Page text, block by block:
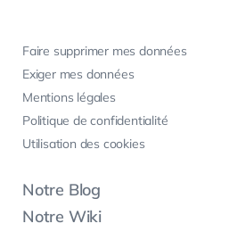
Faire supprimer mes données
Exiger mes données
Mentions légales
Politique de confidentialité
Utilisation des cookies
Notre Blog
Notre Wiki